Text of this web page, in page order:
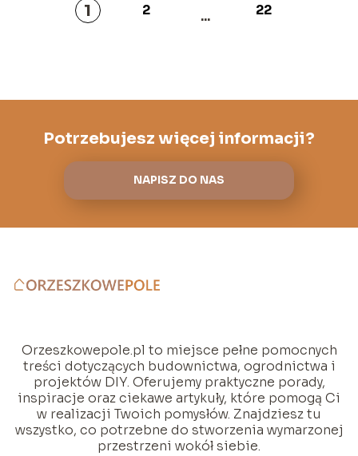
1 2 ... 22
Potrzebujesz więcej informacji?
NAPISZ DO NAS
Orzeszkowepole.pl to miejsce pełne pomocnych
treści dotyczących budownictwa, ogrodnictwa i
projektów DIY. Oferujemy praktyczne porady,
inspiracje oraz ciekawe artykuły, które pomogą Ci
w realizacji Twoich pomysłów. Znajdziesz tu
wszystko, co potrzebne do stworzenia wymarzonej
przestrzeni wokół siebie.